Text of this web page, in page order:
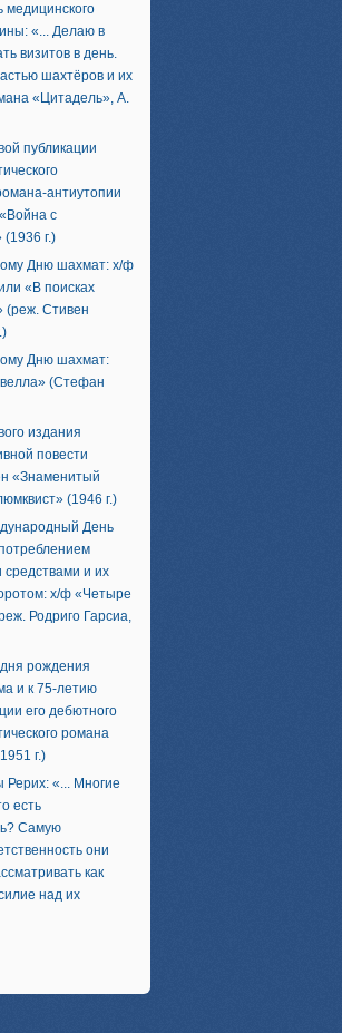
«... Делаю в
визитов в день.
шахтёров и их
«Цитадель», А.
публикации
антиутопии
с
г.)
Дню шахмат: х/ф
«В поисках
(реж. Стивен
Дню шахмат:
(Стефан
издания
повести
«Знаменитый
(1946 г.)
День
средствами и их
х/ф «Четыре
Родриго Гарсиа,
рождения
и к 75-летию
его дебютного
романа
г.)
Рерих: «... Многие
есть
Самую
они
как
над их